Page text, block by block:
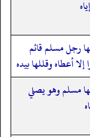
رجل مسلم قائم
أعطاه وقللها بيده
مسلم وهو يصلي